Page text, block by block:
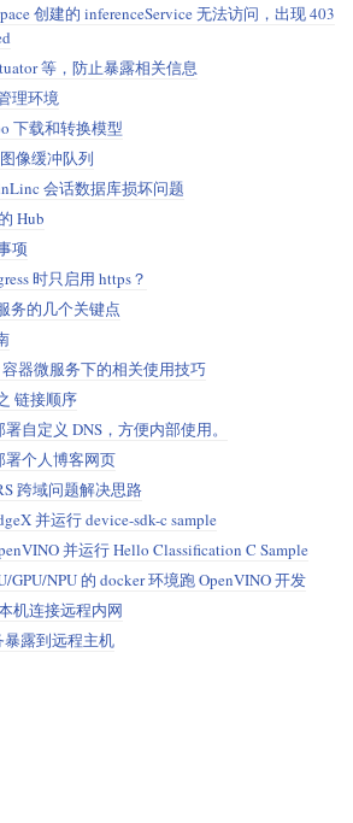
创建的 inferenceService 无法访问，出现 403
等，防止暴露相关信息
理环境
下载和转换模型
像缓冲队列
会话数据库损坏问题
Hub
项
时只启用 https？
务的几个关键点
器微服务下的相关使用技巧
链接顺序
自定义 DNS，方便内部使用。
署个人博客网页
跨域问题解决思路
并运行 device-sdk-c sample
并运行 Hello Classification C Sample
NPU 的 docker 环境跑 OpenVINO 开发
机连接远程内网
暴露到远程主机